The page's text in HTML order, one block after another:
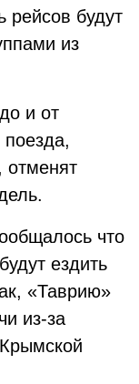
будут
из
и от
отменят
что
ездить
«Таврию»
из-за